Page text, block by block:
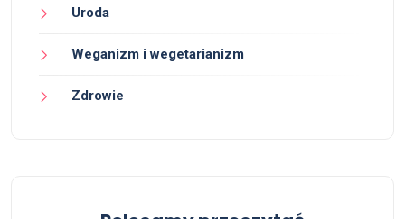
Uroda
Weganizm i wegetarianizm
Zdrowie